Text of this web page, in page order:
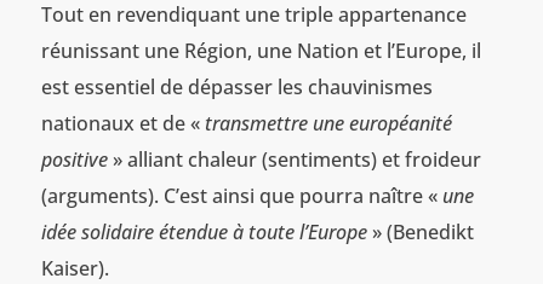
Tout en revendiquant une triple appartenance
réunissant une Région, une Nation et l’Europe, il
est essentiel de dépasser les chauvinismes
nationaux et de « transmettre une européanité
positive» alliant chaleur (sentiments) et froideur
(arguments). C’est ainsi que pourra naître « une
idée solidaire étendue à toute l’Europe» (Benedikt
Kaiser).